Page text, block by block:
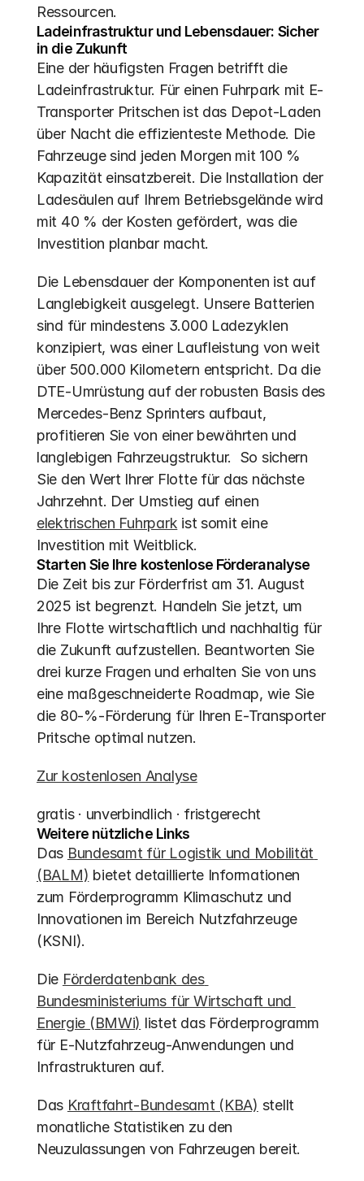
Ressourcen.
Ladeinfrastruktur und Lebensdauer: Sicher
in die Zukunft
Eine der häufigsten Fragen betrifft die
Ladeinfrastruktur. Für einen Fuhrpark mit E-
Transporter Pritschen ist das Depot-Laden
über Nacht die effizienteste Methode. Die
Fahrzeuge sind jeden Morgen mit 100 %
Kapazität einsatzbereit. Die Installation der
Ladesäulen auf Ihrem Betriebsgelände wird
mit 40 % der Kosten gefördert, was die
Investition planbar macht.
Die Lebensdauer der Komponenten ist auf
Langlebigkeit ausgelegt. Unsere Batterien
sind für mindestens 3.000 Ladezyklen
konzipiert, was einer Laufleistung von weit
über 500.000 Kilometern entspricht. Da die
DTE-Umrüstung auf der robusten Basis des
Mercedes-Benz Sprinters aufbaut,
profitieren Sie von einer bewährten und
langlebigen Fahrzeugstruktur.  So sichern
Sie den Wert Ihrer Flotte für das nächste
elektrischen Fuhrpark ist somit eine
Investition mit Weitblick.
Starten Sie Ihre kostenlose Förderanalyse
Die Zeit bis zur Förderfrist am 31. August
2025 ist begrenzt. Handeln Sie jetzt, um
Ihre Flotte wirtschaftlich und nachhaltig für
die Zukunft aufzustellen. Beantworten Sie
drei kurze Fragen und erhalten Sie von uns
eine maßgeschneiderte Roadmap, wie Sie
die 80-%-Förderung für Ihren E-Transporter
Pritsche optimal nutzen.
Zur kostenlosen Analyse
gratis · unverbindlich · fristgerecht
Weitere nützliche Links
Das Bundesamt für Logistik und Mobilität
(BALM) bietet detaillierte Informationen
zum Förderprogramm Klimaschutz und
Innovationen im Bereich Nutzfahrzeuge
(KSNI).
Die Förderdatenbank des
Bundesministeriums für Wirtschaft und
Energie (BMWi) listet das Förderprogramm
für E-Nutzfahrzeug-Anwendungen und
Infrastrukturen auf.
Das Kraftfahrt-Bundesamt (KBA) stellt
monatliche Statistiken zu den
Neuzulassungen von Fahrzeugen bereit.